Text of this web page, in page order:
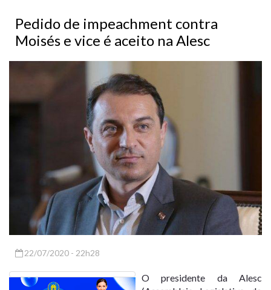
Pedido de impeachment contra
Moisés e vice é aceito na Alesc
22/07/2020 - 22h28
O presidente da Alesc